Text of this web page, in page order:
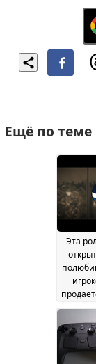
Ещё по теме
Эта